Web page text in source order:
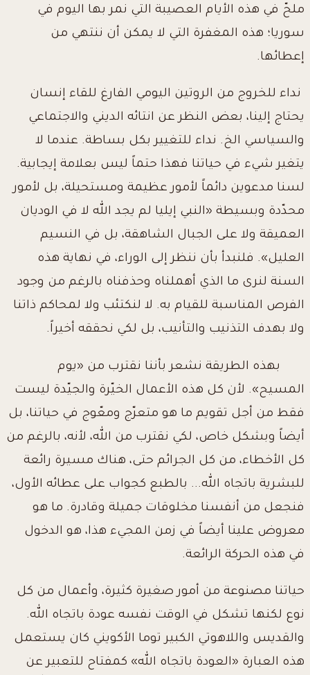
ملحّ في هذه الأيام العصيبة التي نمر بها اليوم في
سوريا؛ هذه المغفرة التي لا يمكن أن ننتهي من
إعطائها.
نداء للخروج من الروتين اليومي الفارغ للقاء إنسان
يحتاج إلينا، بعض النظر عن انتائه الديني والاجتماعي
والسياسي الخ. نداء للتغيير بكل بساطة. عندما لا
يتغير شيء في حياتنا فهذا حتماً ليس بعلامة إيجابية.
لسنا مدعوين دائماً لأمور عظيمة ومستحيلة، بل لأمور
محدّدة وبسيطة «النبي إيليا لم يجد الله لا في الوديان
العميقة ولا على الجبال الشاهقة، بل في النسيم
العليل». فلنبدأ بأن ننظر إلى الوراء، في نهاية هذه
السنة لنرى ما الذي أهملناه وحذفناه بالرغم من وجود
الفرص المناسبة للقيام به. لا لنكتئب ولا لمحاكم ذاتنا
ولا بهدف التذنيب والتأنيب، بل لكي نحققه أخيراً.
بهذه الطريقة نشعر بأننا نقترب من «يوم
المسيح». لأن كل هذه الأعمال الخيّرة والجيّدة ليست
فقط من أجل تقويم ما هو متعرّج ومعّوج في حياتنا، بل
أيضاً وبشكل خاص، لكي نقترب من الله، لأنه، بالرغم من
كل الأخطاء، من كل الجرائم حتى، هناك مسيرة رائعة
للبشرية باتجاه الله... بالطبع كجواب على عطائه الأول،
فنجعل من أنفسنا مخلوقات جميلة وقادرة. ما هو
معروض علينا أيضاً في زمن المجيء هذا، هو الدخول
في هذه الحركة الرائعة.
حياتنا مصنوعة من أمور صغيرة كثيرة، وأعمال من كل
نوع لكنها تشكل في الوقت نفسه عودة باتجاه الله.
والقديس واللاهوتي الكبير توما الأكويني كان يستعمل
هذه العبارة «العودة باتجاه الله» كمفتاح للتعبير عن